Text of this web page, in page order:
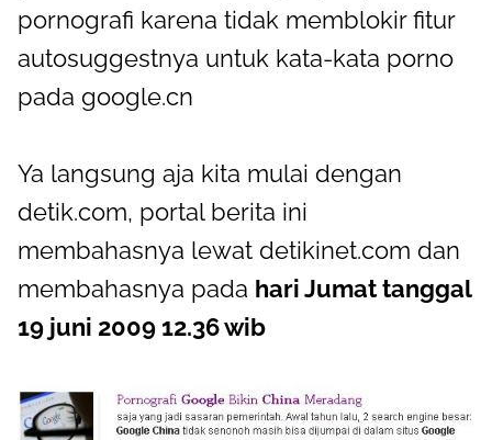
pornografi karena tidak memblokir fitur
autosuggestnya untuk kata-kata porno
pada google.cn
Ya langsung aja kita mulai dengan
detik.com, portal berita ini
membahasnya lewat detikinet.com dan
membahasnya pada hari Jumat tanggal
19 juni 2009 12.36 wib